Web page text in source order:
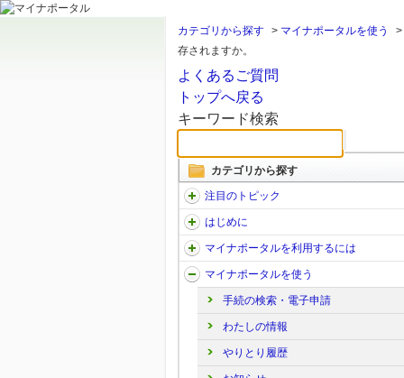
カテゴリから探す > マイナポータルを使う >
存されますか。
よくあるご質問
トップへ戻る
キーワード検索
カテゴリから探す
注目のトピック
はじめに
マイナポータルを利用するには
マイナポータルを使う
手続の検索・電子申請
わたしの情報
やりとり履歴